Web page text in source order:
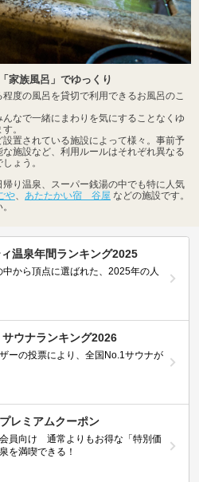
家族風呂」でゆっくり
度の風呂を貸切で利用できるお風呂のこ
なで一緒にまわりを気にすることなくゆ
。
置されている施設によって様々。事前予
施設など、利用ルールはそれぞれ異なる
ょう。
り温泉、スーパー銭湯の中でも特に人気
や、 あたたかい宿 谷屋 などの施設です。
温泉年間ランキング2025
から頂点に選ばれた、2025年の人
ウナランキング2026
ーの投票により、全国No.1サウナが
レミアムクーポン
会員向け 通常よりもお得な「特別価
を満喫できる！